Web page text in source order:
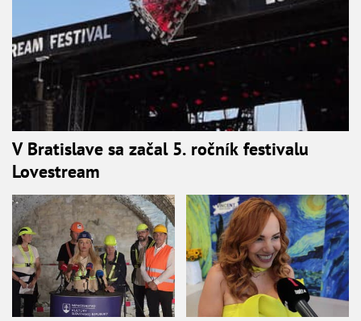
V Bratislave sa začal 5. ročník festivalu
Lovestream